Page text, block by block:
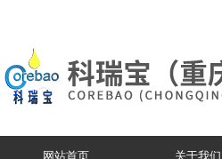
网站首页 关于我们